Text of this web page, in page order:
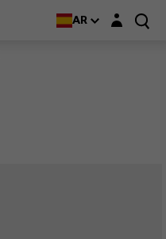
AR Login layer